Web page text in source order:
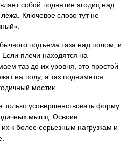
собой поднятие ягодиц над
Ключевое слово тут не
подъема таза над полом, и
плечи находятся на
таз до их уровня, это простой
на полу, а таз поднимется
мостик.
усовершенствовать форму
мышц. Освоив
к более серьезным нагрузкам и